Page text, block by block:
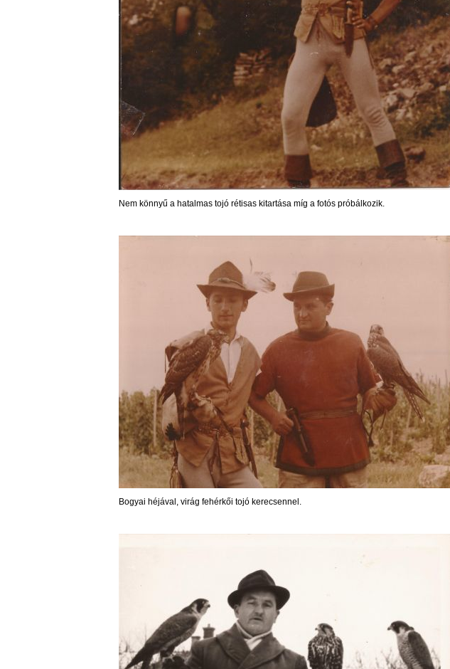
Nem könnyű a hatalmas tojó rétisas kitartása míg a fotós próbálkozik.
Bogyai héjával, virág fehérkői tojó kerecsennel.